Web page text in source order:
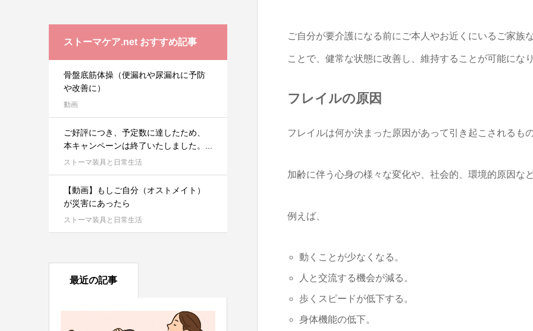
ご自分が要介護になる前にご本人やお近くにいるご家族
ことで、健常な状態に改善し、維持することが可能にな
フレイルの原因
フレイルは何か決まった原因があって引き起こされるも
加齢に伴う心身の様々な変化や、社会的、環境的原因な
例えば、
動くことが少なくなる。
人と交流する機会が減る。
歩くスピードが低下する。
身体機能の低下。
ストーマケア.net おすすめ記事
骨盤底筋体操（便漏れや尿漏れに予防
や改善に）
動画
ご好評につき、予定数に達したため、
本キャンペーンは終了いたしました。...
ストーマ装具と日常生活
【動画】もしご自分（オストメイト）
が災害にあったら
ストーマ装具と日常生活
最近の記事